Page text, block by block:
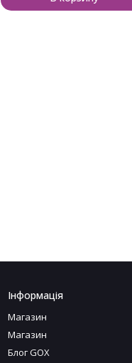
Інформація
Магазин
Магазин
Блог GOX